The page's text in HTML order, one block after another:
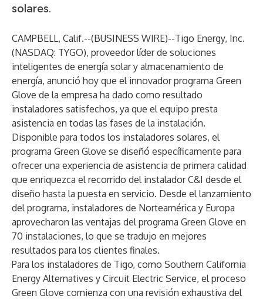
solares.
CAMPBELL, Calif.--(BUSINESS WIRE)--Tigo Energy, Inc.
(NASDAQ: TYGO), proveedor líder de soluciones
inteligentes de energía solar y almacenamiento de
energía, anunció hoy que el innovador programa Green
Glove de la empresa ha dado como resultado
instaladores satisfechos, ya que el equipo presta
asistencia en todas las fases de la instalación.
Disponible para todos los instaladores solares, el
programa Green Glove se diseñó específicamente para
ofrecer una experiencia de asistencia de primera calidad
que enriquezca el recorrido del instalador C&I desde el
diseño hasta la puesta en servicio. Desde el lanzamiento
del programa, instaladores de Norteamérica y Europa
aprovecharon las ventajas del programa Green Glove en
70 instalaciones, lo que se tradujo en mejores
resultados para los clientes finales.
Para los instaladores de Tigo, como Southern California
Energy Alternatives y Circuit Electric Service, el proceso
Green Glove comienza con una revisión exhaustiva del